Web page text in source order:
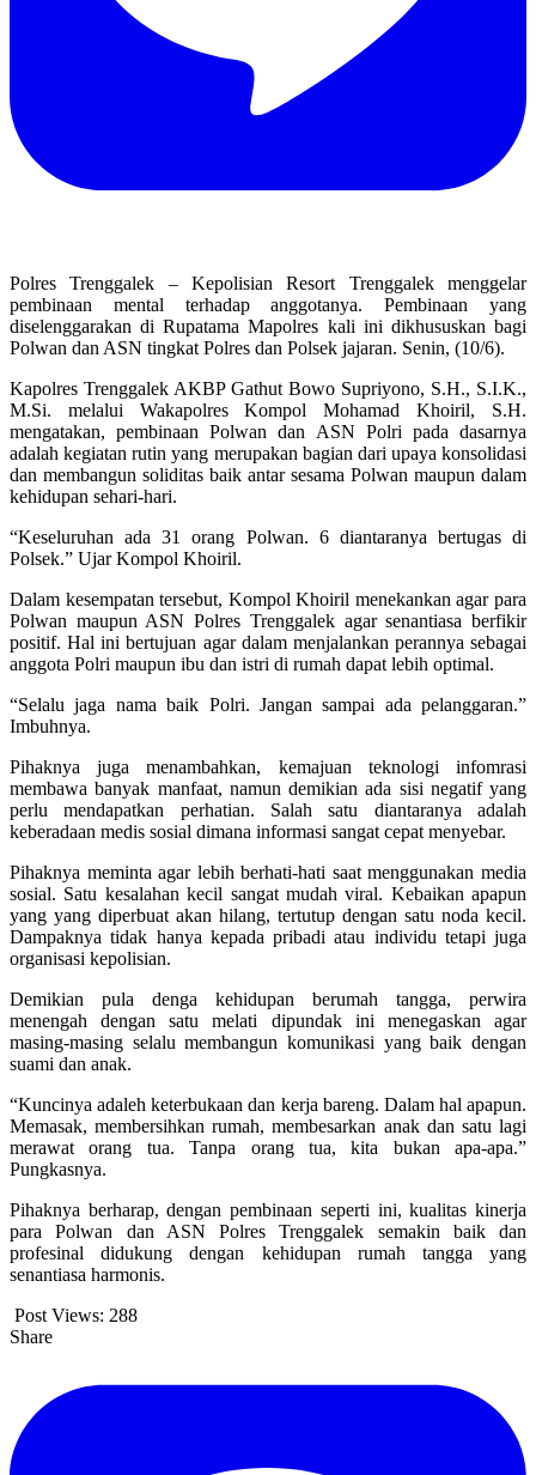
Polres Trenggalek – Kepolisian Resort Trenggalek menggelar
pembinaan mental terhadap anggotanya. Pembinaan yang
diselenggarakan di Rupatama Mapolres kali ini dikhususkan bagi
Polwan dan ASN tingkat Polres dan Polsek jajaran. Senin, (10/6).
Kapolres Trenggalek AKBP Gathut Bowo Supriyono, S.H., S.I.K.,
M.Si. melalui Wakapolres Kompol Mohamad Khoiril, S.H.
mengatakan, pembinaan Polwan dan ASN Polri pada dasarnya
adalah kegiatan rutin yang merupakan bagian dari upaya konsolidasi
dan membangun soliditas baik antar sesama Polwan maupun dalam
kehidupan sehari-hari.
“Keseluruhan ada 31 orang Polwan. 6 diantaranya bertugas di
Polsek.” Ujar Kompol Khoiril.
Dalam kesempatan tersebut, Kompol Khoiril menekankan agar para
Polwan maupun ASN Polres Trenggalek agar senantiasa berfikir
positif. Hal ini bertujuan agar dalam menjalankan perannya sebagai
anggota Polri maupun ibu dan istri di rumah dapat lebih optimal.
“Selalu jaga nama baik Polri. Jangan sampai ada pelanggaran.”
Imbuhnya.
Pihaknya juga menambahkan, kemajuan teknologi infomrasi
membawa banyak manfaat, namun demikian ada sisi negatif yang
perlu mendapatkan perhatian. Salah satu diantaranya adalah
keberadaan medis sosial dimana informasi sangat cepat menyebar.
Pihaknya meminta agar lebih berhati-hati saat menggunakan media
sosial. Satu kesalahan kecil sangat mudah viral. Kebaikan apapun
yang yang diperbuat akan hilang, tertutup dengan satu noda kecil.
Dampaknya tidak hanya kepada pribadi atau individu tetapi juga
organisasi kepolisian.
Demikian pula denga kehidupan berumah tangga, perwira
menengah dengan satu melati dipundak ini menegaskan agar
masing-masing selalu membangun komunikasi yang baik dengan
suami dan anak.
“Kuncinya adaleh keterbukaan dan kerja bareng. Dalam hal apapun.
Memasak, membersihkan rumah, membesarkan anak dan satu lagi
merawat orang tua. Tanpa orang tua, kita bukan apa-apa.”
Pungkasnya.
Pihaknya berharap, dengan pembinaan seperti ini, kualitas kinerja
para Polwan dan ASN Polres Trenggalek semakin baik dan
profesinal didukung dengan kehidupan rumah tangga yang
senantiasa harmonis.
Post Views: 288
Share